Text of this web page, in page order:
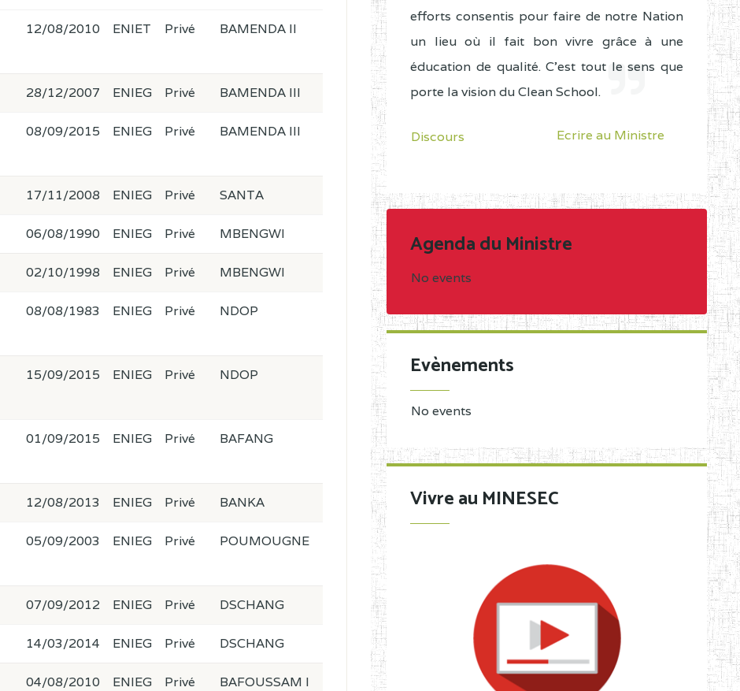
12/08/2010 ENIET Privé BAMENDA II
28/12/2007 ENIEG Privé BAMENDA III
08/09/2015 ENIEG Privé BAMENDA III
17/11/2008 ENIEG Privé SANTA
06/08/1990 ENIEG Privé MBENGWI
02/10/1998 ENIEG Privé MBENGWI
08/08/1983 ENIEG Privé NDOP
15/09/2015 ENIEG Privé NDOP
01/09/2015 ENIEG Privé BAFANG
12/08/2013 ENIEG Privé BANKA
05/09/2003 ENIEG Privé POUMOUGNE
07/09/2012 ENIEG Privé DSCHANG
14/03/2014 ENIEG Privé DSCHANG
04/08/2010 ENIEG Privé BAFOUSSAM I
efforts consentis pour faire de notre Nation
un lieu où il fait bon vivre grâce à une
éducation de qualité. C'est tout le sens que
porte la vision du Clean School.
Discours Ecrire au Ministre
Agenda du Ministre
No events
Evènements
No events
Vivre au MINESEC